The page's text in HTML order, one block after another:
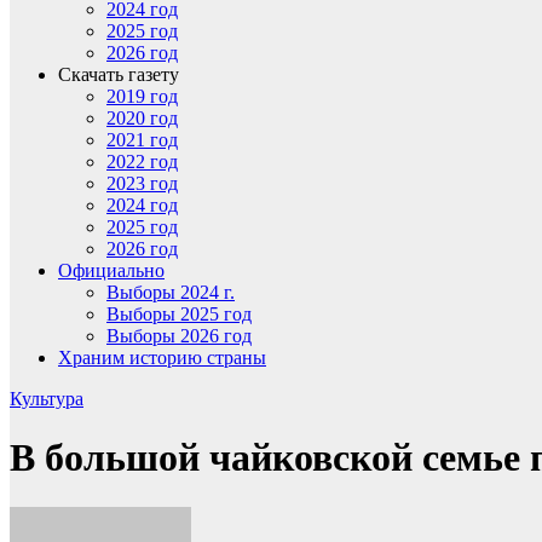
2024 год
2025 год
2026 год
Скачать газету
2019 год
2020 год
2021 год
2022 год
2023 год
2024 год
2025 год
2026 год
Официально
Выборы 2024 г.
Выборы 2025 год
Выборы 2026 год
Храним историю страны
Культура
В большой чайковской семье